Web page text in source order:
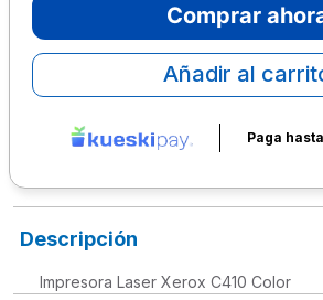
Comprar
Añadir al
Paga
Descripción
Impresora Laser Xerox C410 Color